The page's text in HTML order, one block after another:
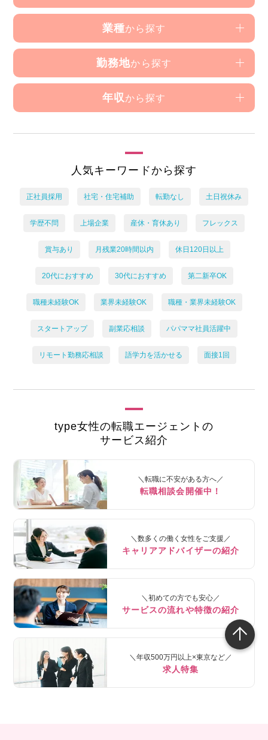
業種から探す
勤務地から探す
年収 から探す
人気キーワードから探す
正社員採用 社宅・住宅補助 転勤なし 土日祝休み
学歴不問 上場企業 産休・育休あり フレックス
賞与あり 月残業20時間以内 休日120日以上
20代におすすめ 30代におすすめ 第二新卒OK
職種未経験OK 業界未経験OK 職種・業界未経験OK
スタートアップ 副業応相談 パパママ社員活躍中
リモート勤務応相談 語学力を活かせる 面接1回
type女性の転職エージェントの
サービス紹介
＼転職に不安がある方へ／
転職相談会開催中！
＼数多くの働く女性をご支援／
キャリアアドバイザーの紹介
＼初めての方でも安心／
サービスの流れや特徴の紹介
＼年収500万円以上×東京など／
求人特集